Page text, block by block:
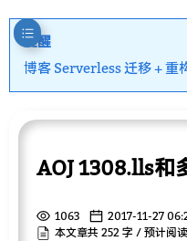
提醒
博客 Serverless 迁移 + 重
AOJ 1308.lls和
1063 2017-11-27
本文章共 252 字 / 预计阅